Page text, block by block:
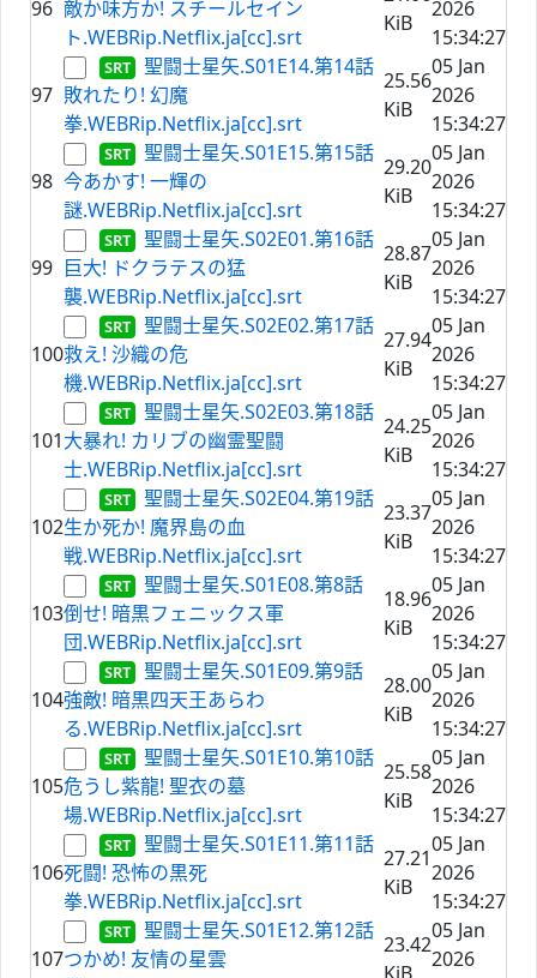
96 敵か味方か! スチールセイン
ト.WEBRip.Netflix.ja[cc].srt
KiB
2026
15:34:27
97
聖闘士星矢.S01E14.第14話
敗れたり! 幻魔
拳.WEBRip.Netflix.ja[cc].srt
25.56
KiB
05 Jan
2026
15:34:27
98
聖闘士星矢.S01E15.第15話
今あかす! 一輝の
謎.WEBRip.Netflix.ja[cc].srt
29.20
KiB
05 Jan
2026
15:34:27
99
聖闘士星矢.S02E01.第16話
巨大! ドクラテスの猛
襲.WEBRip.Netflix.ja[cc].srt
28.87
KiB
05 Jan
2026
15:34:27
100
聖闘士星矢.S02E02.第17話
救え! 沙織の危
機.WEBRip.Netflix.ja[cc].srt
27.94
KiB
05 Jan
2026
15:34:27
101
聖闘士星矢.S02E03.第18話
大暴れ! カリブの幽霊聖闘
士.WEBRip.Netflix.ja[cc].srt
24.25
KiB
05 Jan
2026
15:34:27
102
聖闘士星矢.S02E04.第19話
生か死か! 魔界島の血
戦.WEBRip.Netflix.ja[cc].srt
23.37
KiB
05 Jan
2026
15:34:27
103
聖闘士星矢.S01E08.第8話
倒せ! 暗黒フェニックス軍
団.WEBRip.Netflix.ja[cc].srt
18.96
KiB
05 Jan
2026
15:34:27
104
聖闘士星矢.S01E09.第9話
強敵! 暗黒四天王あらわ
る.WEBRip.Netflix.ja[cc].srt
28.00
KiB
05 Jan
2026
15:34:27
105
聖闘士星矢.S01E10.第10話
危うし紫龍! 聖衣の墓
場.WEBRip.Netflix.ja[cc].srt
25.58
KiB
05 Jan
2026
15:34:27
106
聖闘士星矢.S01E11.第11話
死闘! 恐怖の黒死
拳.WEBRip.Netflix.ja[cc].srt
27.21
KiB
05 Jan
2026
15:34:27
107
聖闘士星矢.S01E12.第12話
つかめ! 友情の星雲
23.42
05 Jan
2026